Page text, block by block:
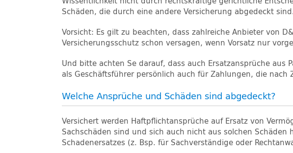
Schäden, die durch eine andere Versicherung abgedeckt
Vorsicht: Es gilt zu beachten, dass zahlreiche Anbieter von
Versicherungsschutz schon versagen, wenn Vorsatz nur
Und bitte achten Se darauf, dass auch Ersatzansprüche aus
als Geschäftsführer persönlich auch für Zahlungen, die
Welche Ansprüche und Schäden sind abgedeckt?
Versichert werden Haftpflichtansprüche auf Ersatz von
Sachschäden sind und sich auch nicht aus solchen
Schadenersatzes (z. Bsp. für Sachverständige oder